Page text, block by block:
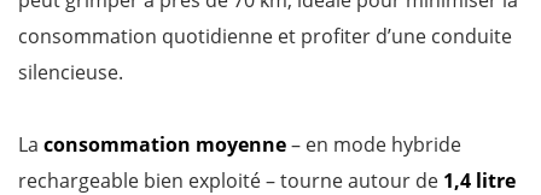
consommation quotidienne et profiter d’une conduite
silencieuse.
La consommation moyenne– en mode hybride
rechargeable bien exploité – tourne autour de 1,4 litre